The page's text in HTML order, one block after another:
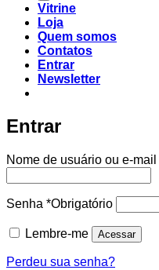
Vitrine
Loja
Quem somos
Contatos
Entrar
Newsletter
Entrar
Nome de usuário ou e-mail
Senha *Obrigatório
Lembre-me Acessar
Perdeu sua senha?